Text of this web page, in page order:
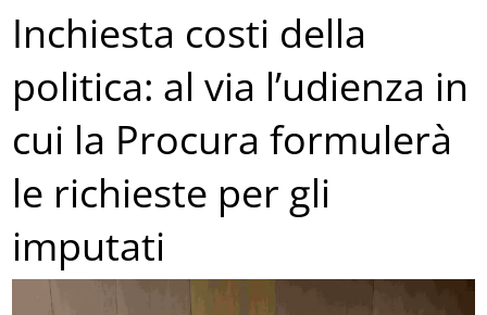
Inchiesta costi della
politica: al via l’udienza in
cui la Procura formulerà
le richieste per gli
imputati